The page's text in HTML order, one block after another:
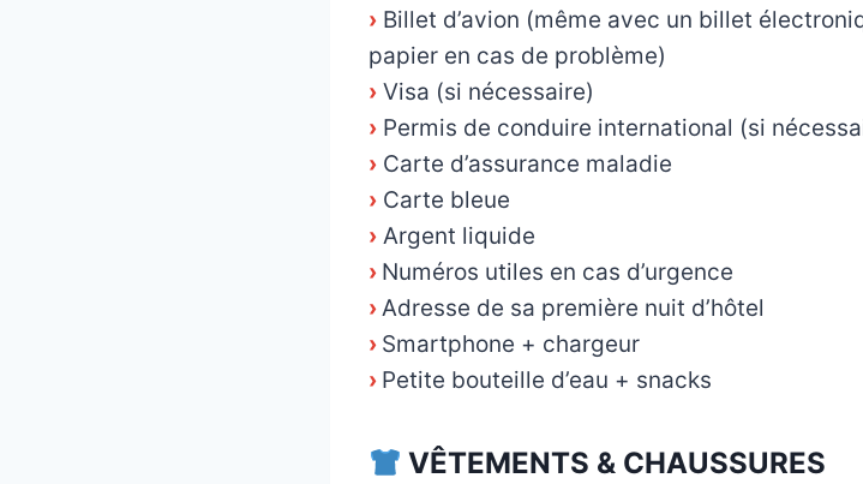
› Billet d’avion (même avec un billet
papier en cas de problème)
› Visa (si nécessaire)
› Permis de conduire international (si
› Carte d’assurance maladie
› Carte bleue
› Argent liquide
› Numéros utiles en cas d’urgence
›Adresse de sa première nuit d’hôtel
› Smartphone + chargeur
› Petite bouteille d’eau + snacks
VÊTEMENTS & CHAUSSURES